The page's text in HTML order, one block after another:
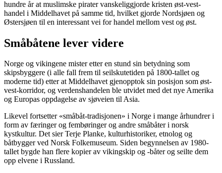
hundre år at muslimske pirater vanskeliggjorde kristen øst-vest-
handel i Middelhavet på samme tid, hvilket gjorde Nordsjøen og
Østersjøen til en interessant vei for handel mellom vest og øst.
Småbåtene lever videre
Norge og vikingene mister etter en stund sin betydning som
skipsbyggere (i alle fall frem til seilskutetiden på 1800-tallet og
moderne tid) etter at Middelhavet gjenopptok sin posisjon som øst-
vest-korridor, og verdenshandelen ble utvidet med det nye Amerika
og Europas oppdagelse av sjøveien til Asia.
Likevel fortsetter «småbåt-tradisjonen» i Norge i mange århundrer i
form av færinger og fembøringer og andre småbåter i norsk
kystkultur. Det sier Terje Planke, kulturhistoriker, etnolog og
båtbygger ved Norsk Folkemuseum. Siden begynnelsen av 1980-
tallet bygde han flere kopier av vikingskip og -båter og seilte dem
opp elvene i Russland.